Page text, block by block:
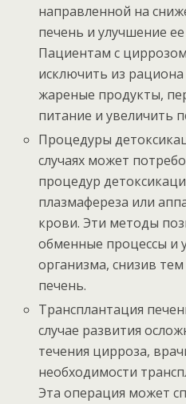
направленной на
печень и улучшение
Пациентам с
исключить из
жареные продукты,
питание и увеличить
Процедуры
случаях может
процедур
плазмафереза или
крови. Эти методы
обменные процессы и
организма, снизив
печень.
Трансплантация
случае развития
течения цирроза,
необходимости
Эта операция может